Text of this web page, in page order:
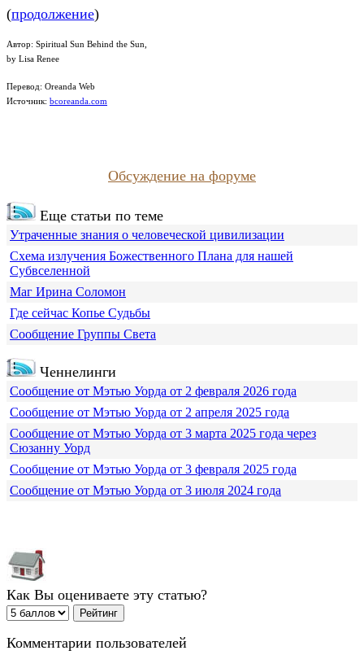
(продолжение)
Автор: Spiritual Sun Behind the Sun,
by Lisa Renee
Перевод: Oreanda Web
Источник: bcoreanda.com
Обсуждение на форуме
Еще статьи по теме
Утраченные знания о человеческой цивилизации
Схема излучения Божественного Плана для нашей
Субвселенной
Маг Ирина Соломон
Где сейчас Копье Судьбы
Сообщение Группы Света
Ченнелинги
Сообщение от Мэтью Уорда от 2 февраля 2026 года
Сообщение от Мэтью Уорда от 2 апреля 2025 года
Сообщение от Мэтью Уорда от 3 марта 2025 года через
Сюзанну Уорд
Сообщение от Мэтью Уорда от 3 февраля 2025 года
Сообщение от Мэтью Уорда от 3 июля 2024 года
Как Вы оцениваете эту статью?
Комментарии пользователей